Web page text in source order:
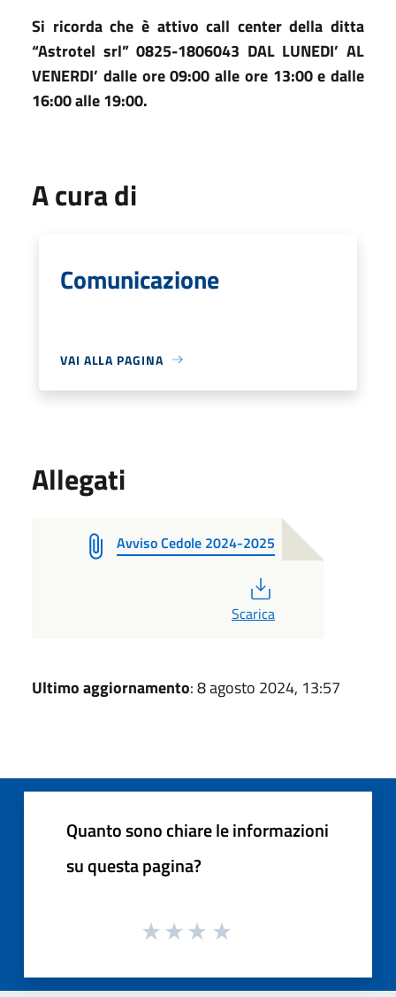
Si ricorda che è attivo call center della ditta
“Astrotel srl” 0825-1806043 DAL LUNEDI’ AL
VENERDI’ dalle ore 09:00 alle ore 13:00 e dalle
16:00 alle 19:00.
A cura di
Comunicazione
VAI ALLA PAGINA
Allegati
Avviso Cedole 2024-2025
Scarica
Ultimo aggiornamento: 8 agosto 2024, 13:57
Quanto sono chiare le informazioni
su questa pagina?